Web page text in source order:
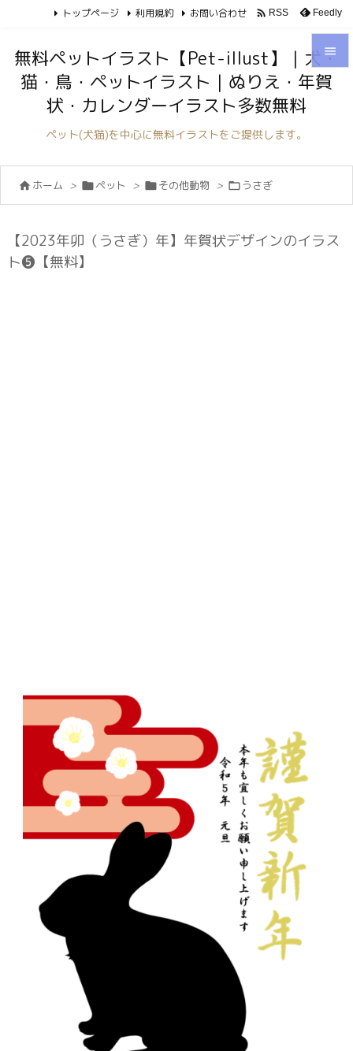



トップページ 利用規約 お問い合わせ  RSS Feedly
無料ペットイラスト【Pet-illust】｜犬・
猫・鳥・ペットイラスト｜ぬりえ・年賀
状・カレンダーイラスト多数無料
ペット(犬猫)を中心に無料イラストをご提供します。
 ホーム > ペット > その他動物 > うさぎ
【2023年卯（うさぎ）年】年賀状デザインのイラス
ト❺【無料】